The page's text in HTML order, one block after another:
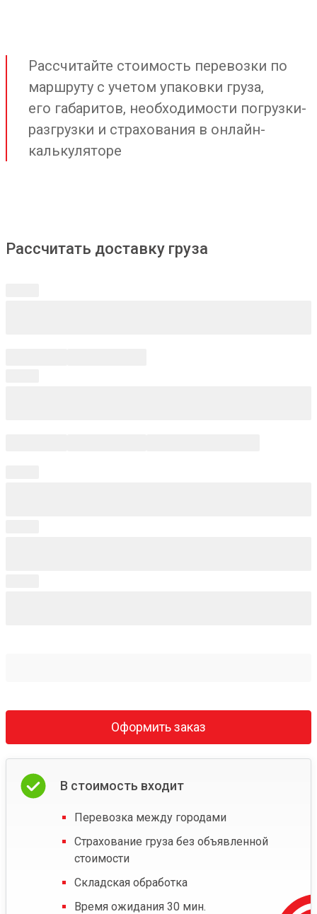
Рассчитайте стоимость перевозки по
маршруту с учетом упаковки груза,
его габаритов, необходимости погрузки-
разгрузки и страхования в онлайн-
калькуляторе
Рассчитать доставку груза
Оформить заказ
В стоимость входит
Перевозка между городами
Страхование груза без объявленной
стоимости
Складская обработка
Время ожидания 30 мин.